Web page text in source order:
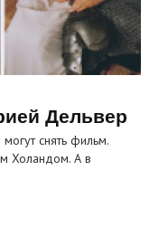
Дельвер
снять фильм.
Холандом. А в